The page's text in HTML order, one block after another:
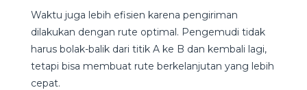
Waktu juga lebih efisien karena pengiriman
dilakukan dengan rute optimal. Pengemudi tidak
harus bolak-balik dari titik A ke B dan kembali lagi,
tetapi bisa membuat rute berkelanjutan yang lebih
cepat.